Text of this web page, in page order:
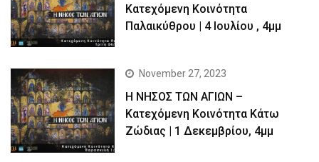
Kατεχόμενη Κοινότητα
Παλαικύθρου | 4 Ιουλίου , 4μμ
November 27, 2023
Η ΝΗΣΟΣ ΤΩΝ ΑΓΙΩΝ –
Κατεχόμενη Κοινότητα Κάτω
Ζώδιας | 1 Δεκεμβρίου, 4μμ